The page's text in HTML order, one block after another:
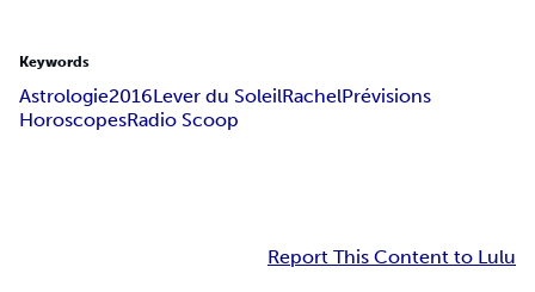
Keywords
Astrologie2016Lever du SoleilRachelPrévisions
HoroscopesRadio Scoop
Report This Content to Lulu